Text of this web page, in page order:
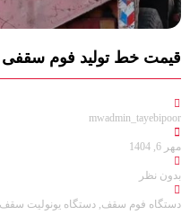
قیمت خط تولید فوم‌ سقفی
mwadmin_tayebipoor
مهر 6, 1404
بدون نظر
دستگاه فوم سقف, دستگاه یونولیت سقف